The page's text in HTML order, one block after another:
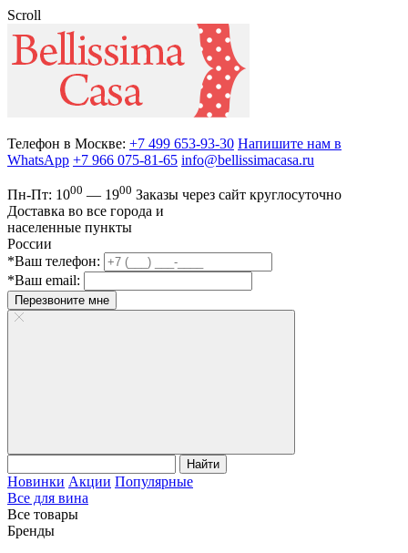
Scroll
Телефон в Москве: +7 499 653-93-30 Напишите нам в
WhatsApp +7 966 075-81-65 info@bellissimacasa.ru
Пн-Пт: 1000 — 1900 Заказы через сайт круглосуточно
Доставка во все города и
населенные пункты
России
*Ваш телефон:
*Ваш email:
Перезвоните мне
Найти
Новинки Акции Популярные
Все для вина
Все товары
Бренды